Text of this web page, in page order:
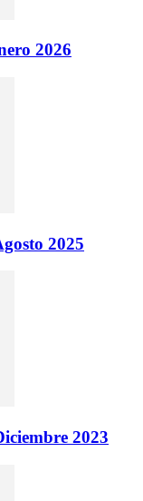
2026
2025
2023